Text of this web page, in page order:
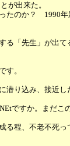
が出来た。
たのか？ 1990
「先生」が出て
す。
潜り込み、接近
ですか。まだこ
程、不老不死っ